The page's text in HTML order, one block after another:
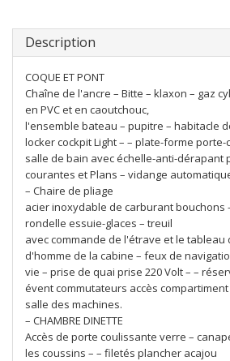
Description
COQUE ET PONT
Chaîne de l'ancre – Bitte – klaxon – gaz
en PVC et en caoutchouc,
l'ensemble bateau – pupitre – habitacle
locker cockpit Light – – plate-forme porte-
salle de bain avec échelle-anti-dérapant
courantes et Plans – vidange
– Chaire de pliage
acier inoxydable de carburant bouchons
rondelle essuie-glaces – treuil
avec commande de l'étrave et le tableau
d'homme de la cabine – feux de
vie – prise de quai prise 220 Volt – –
évent commutateurs accès
salle des machines.
– CHAMBRE DINETTE
Accès de porte coulissante verre –
les coussins – – filetés plancher acajou